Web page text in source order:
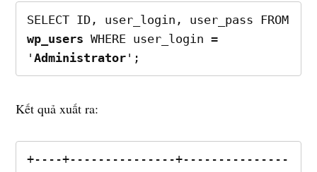
SELECT ID, user_login, user_pass FROM
wp_users WHERE user_login =
' Administrator';
Kết quả xuất ra:
+----+---------------+---------------